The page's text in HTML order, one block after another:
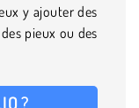
y ajouter des
pieux ou des
?